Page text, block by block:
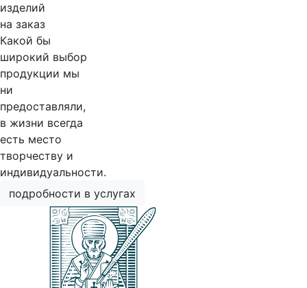
изделий
на заказ
Какой бы
широкий выбор
продукции мы
ни
предоставляли,
в жизни всегда
есть место
творчеству и
индивидуальности.
подробности в услугах